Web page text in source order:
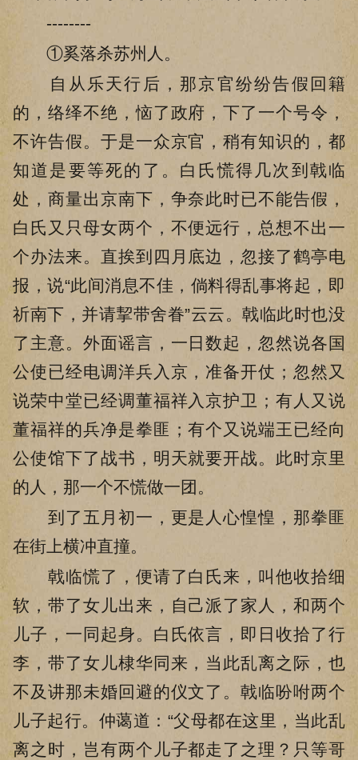
--------
①奚落杀苏州人。
自从乐天行后，那京官纷纷告假回籍
的，络绎不绝，恼了政府，下了一个号令，
不许告假。于是一众京官，稍有知识的，都
知道是要等死的了。白氏慌得几次到戟临
处，商量出京南下，争奈此时已不能告假，
白氏又只母女两个，不便远行，总想不出一
个办法来。直挨到四月底边，忽接了鹤亭电
报，说“此间消息不佳，倘料得乱事将起，即
祈南下，并请挈带舍眷”云云。戟临此时也没
了主意。外面谣言，一日数起，忽然说各国
公使已经电调洋兵入京，准备开仗；忽然又
说荣中堂已经调董福祥入京护卫；有人又说
董福祥的兵净是拳匪；有个又说端王已经向
公使馆下了战书，明天就要开战。此时京里
的人，那一个不慌做一团。
到了五月初一，更是人心惶惶，那拳匪
在街上横冲直撞。
戟临慌了，便请了白氏来，叫他收拾细
软，带了女儿出来，自己派了家人，和两个
儿子，一同起身。白氏依言，即日收拾了行
李，带了女儿棣华同来，当此乱离之际，也
不及讲那未婚回避的仪文了。戟临吩咐两个
儿子起行。仲蔼道：“父母都在这里，当此乱
离之时，岂有两个儿子都走了之理？只等哥